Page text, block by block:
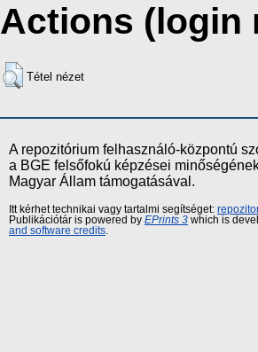
Actions (login
Tétel nézet
A repozitórium felhasználó-központú
a BGE felsőfokú képzései
Magyar Állam támogatásával.
Itt kérhet technikai vagy tartalmi segítséget:
Publikációtár is powered by EPrints 3 which is
and software credits.